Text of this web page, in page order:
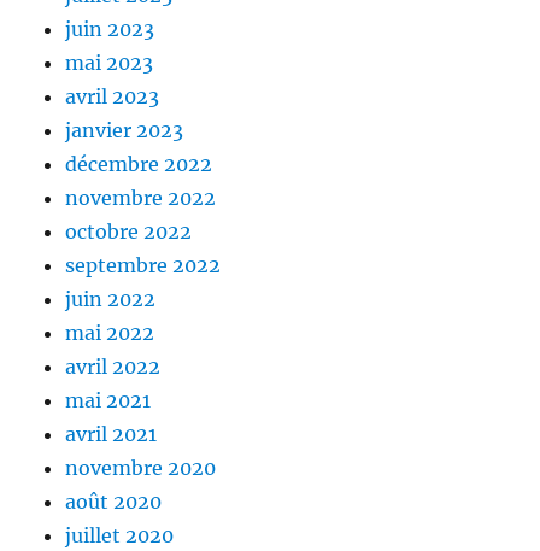
juin 2023
mai 2023
avril 2023
janvier 2023
décembre 2022
novembre 2022
octobre 2022
septembre 2022
juin 2022
mai 2022
avril 2022
mai 2021
avril 2021
novembre 2020
août 2020
juillet 2020